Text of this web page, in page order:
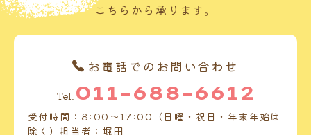
こちらから承ります。
お電話でのお問い合わせ
Tel. 011-688-6612
受付時間：8:00～17:00（日曜・祝日・年末年始は
除く）担当者：堀田